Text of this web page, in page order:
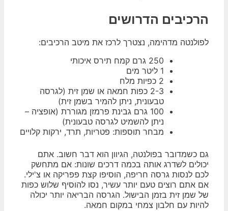
הרכיבים הדרושים
לפולנטה מדהימה, נצטרך לרכז את מיטב הרכיבים:
250 גרם קמח תירס איכותי
2 כפיות מלח
2-3 כפות חמאה או שמן זית (לגרסה
טבעונית, ניתן להמיר בשמן זית)
100 גרם גבינת פרמזן מגוררת (אופציה –
ניתן להשמיט לגרסה טבעונית)
מבחר תוספות: פטריות, תרד, ירקות קלויים
גם כשמדובר בפולנטה, הגיוון הוא דבר חשוב. אתם
יכולים לשדרג אותה בכמה דרכים שונות: אם מתחשק
לכם לנסות גרסה חריפה, הוסיפו קצת פפריקה או צ'ילי.
אם אתם רוצים טעם יותר עשיר, נסו להוסיף שלוש כפות
של שמן זית בזמן הבישול. הגרסה הבריאה יותר יכולה
להיות עם חלבון צמחי במקום חמאה.